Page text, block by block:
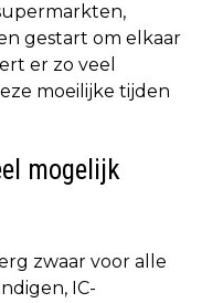
gestart om elkaar
er zo veel
moeilijke tijden
mogelijk
zwaar voor alle
IC-